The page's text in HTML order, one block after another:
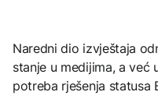
Naredni dio izvještaja
stanje u medijima, a već
potreba rješenja statusa